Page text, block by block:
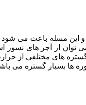
این مسله باعث می
از آجر های نسوز
ها بسیار گستره می